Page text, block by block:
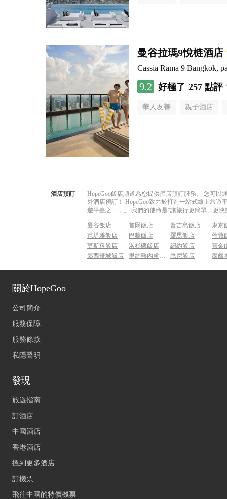
曼谷拉瑪9悅梿酒店
Cassia Rama 9 Bangkok,
9.2 好極了 257 點評
華人友善 親子酒店
酒店預訂
HopeGoo飯店頻道為您提供酒店預訂服務。 您可
外酒店預訂！ HopeGoo致力於打造一站式線上旅
遊平臺之一，。 我們的使命是“讓旅行更簡單、更
曼谷飯店 首爾飯店 普吉島飯店
東京
芭堤雅飯店
巴黎飯店 羅馬飯店
倫敦
莫斯科飯店
洛杉磯飯店 紐約飯店
舊金
墨西哥城飯店
里約熱內盧飯店 悉尼飯店 墨爾
關於HopeGoo
公司簡介
服務保障
服務條款
私隱聲明
發現
旅遊指南
訂酒店
中國酒店
香港酒店
搵到更多酒店
訂機票
飛往中國的特價機票